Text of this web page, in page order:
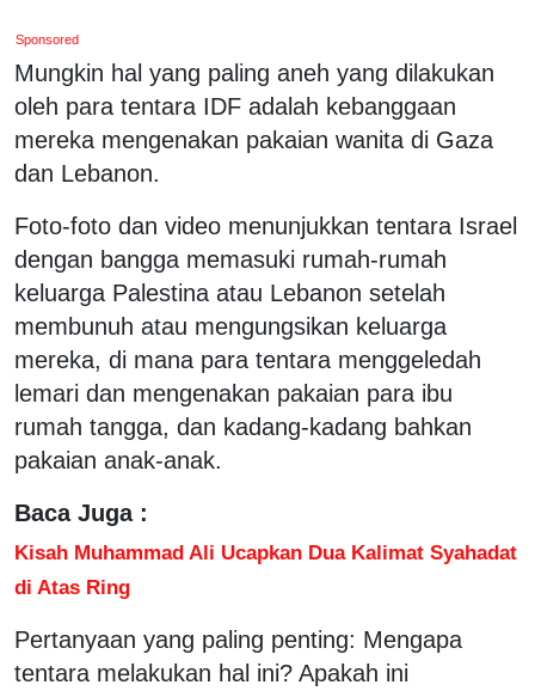
Sponsored
Mungkin hal yang paling aneh yang dilakukan
oleh para tentara IDF adalah kebanggaan
mereka mengenakan pakaian wanita di Gaza
dan Lebanon.
Foto-foto dan video menunjukkan tentara Israel
dengan bangga memasuki rumah-rumah
keluarga Palestina atau Lebanon setelah
membunuh atau mengungsikan keluarga
mereka, di mana para tentara menggeledah
lemari dan mengenakan pakaian para ibu
rumah tangga, dan kadang-kadang bahkan
pakaian anak-anak.
Baca Juga :
Kisah Muhammad Ali Ucapkan Dua Kalimat Syahadat
di Atas Ring
Pertanyaan yang paling penting: Mengapa
tentara melakukan hal ini? Apakah ini